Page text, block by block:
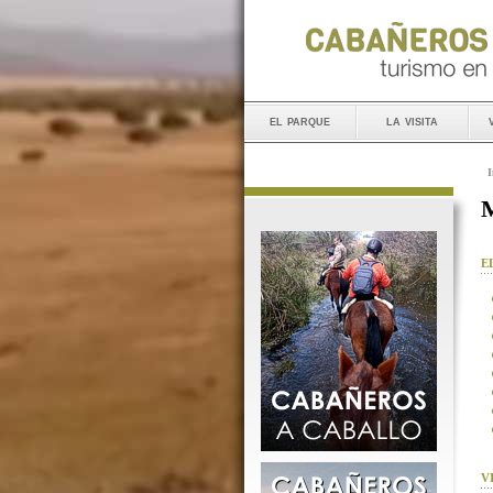
el parque la visita